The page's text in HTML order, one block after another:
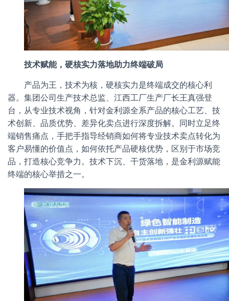
技术赋能，硬核实力落地助力终端破局
产品为王，技术为核，硬核实力是终端成交的核心利
器。集团公司生产技术总监、江西工厂生产厂长王真强登
台，从专业技术视角，针对金利源全系产品的核心工艺、技
术创新、品质优势、差异化卖点进行深度拆解。同时立足终
端销售痛点，手把手指导经销商如何将专业技术卖点转化为
客户易懂的价值点，如何依托产品硬核优势，区别于市场竞
品，打造核心竞争力。技术下沉、干货落地，是金利源赋能
终端的核心举措之一。